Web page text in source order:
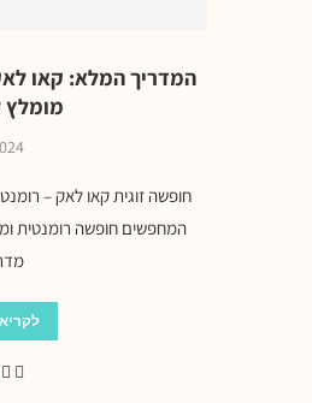
המדריך המלא: קאו
חופשה זוגית קאו לאק –
המחפשים חופשה רומנטית